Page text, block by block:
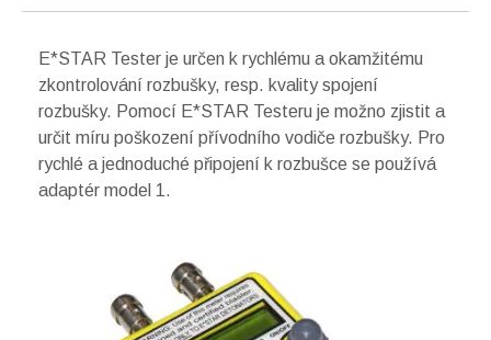
E*STAR Tester je určen k rychlému a okamžitému
zkontrolování rozbušky, resp. kvality spojení
rozbušky. Pomocí E*STAR Testeru je možno zjistit a
určit míru poškození přívodního vodiče rozbušky. Pro
rychlé a jednoduché připojení k rozbušce se používá
adaptér model 1.